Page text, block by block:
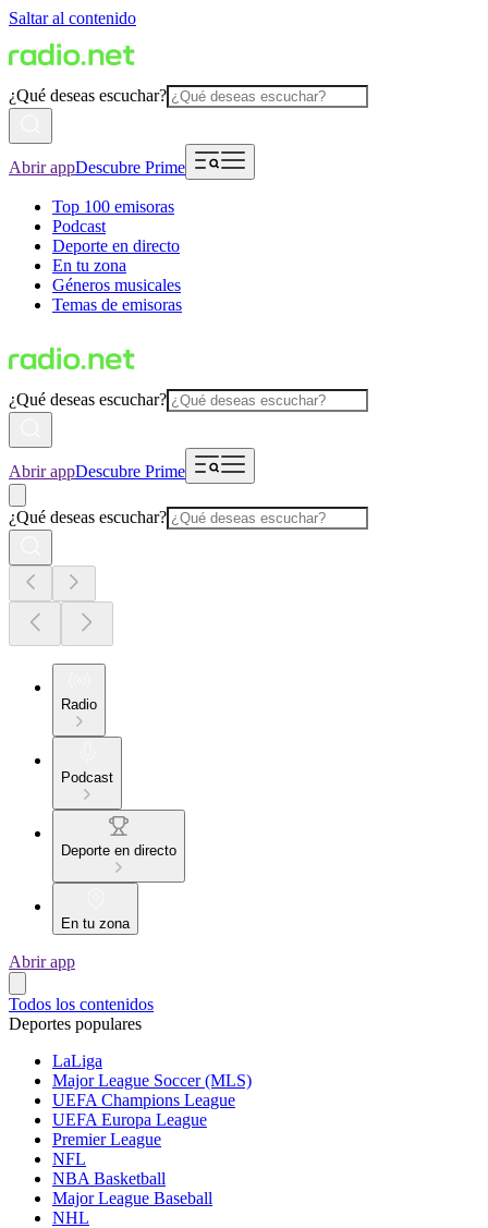
Saltar al contenido
¿Qué deseas escuchar?
Abrir appDescubre Prime
Top 100 emisoras
Podcast
Deporte en directo
En tu zona
Géneros musicales
Temas de emisoras
¿Qué deseas escuchar?
Abrir appDescubre Prime
¿Qué deseas escuchar?
Radio
Podcast
Deporte en directo
En tu zona
Abrir app
Todos los contenidos
Deportes populares
LaLiga
Major League Soccer (MLS)
UEFA Champions League
UEFA Europa League
Premier League
NFL
NBA Basketball
Major League Baseball
NHL